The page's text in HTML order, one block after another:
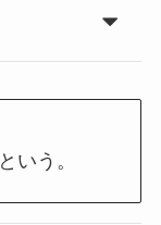
という。